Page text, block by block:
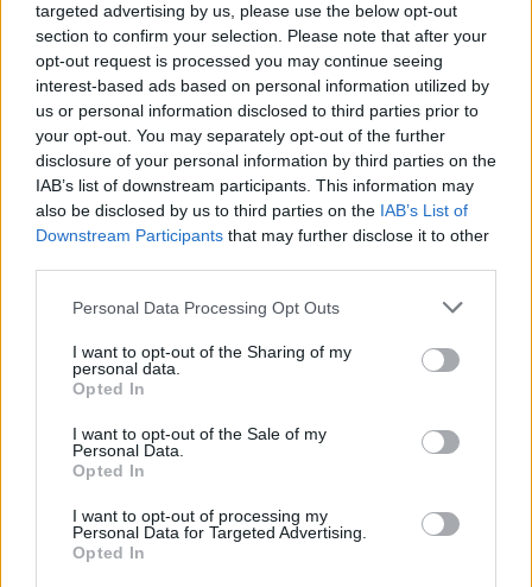
targeted advertising by us, please use the below opt-out
section to confirm your selection. Please note that after your
opt-out request is processed you may continue seeing
interest-based ads based on personal information utilized by
us or personal information disclosed to third parties prior to
your opt-out. You may separately opt-out of the further
disclosure of your personal information by third parties on the
IAB’s list of downstream participants. This information may
also be disclosed by us to third parties on the IAB’s List of
Downstream Participants that may further disclose it to other
Personal Data Processing Opt Outs
I want to opt-out of the Sharing of my
personal data.
Opted In
I want to opt-out of the Sale of my
Personal Data.
Opted In
I want to opt-out of processing my
Personal Data for Targeted Advertising.
Opted In